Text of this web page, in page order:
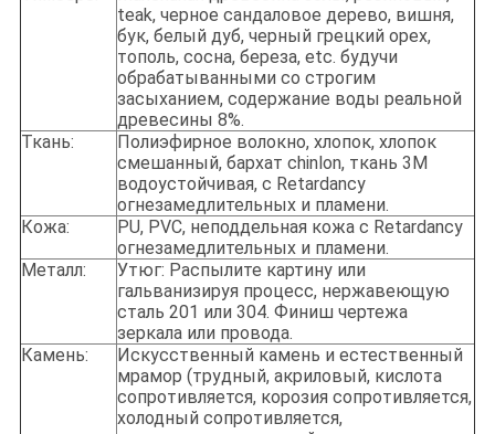
teak, черное сандаловое дерево, вишня,
бук, белый дуб, черный грецкий орех,
тополь, сосна, береза, etc. будучи
обрабатыванными со строгим
засыханием, содержание воды реальной
древесины 8%.
Ткань:
Полиэфирное волокно, хлопок, хлопок
смешанный, бархат chinlon, ткань 3M
водоустойчивая, с Retardancy
огнезамедлительных и пламени.
Кожа:
PU, PVC, неподдельная кожа с Retardancy
огнезамедлительных и пламени.
Металл:
Утюг: Распылите картину или
гальванизируя процесс, нержавеющую
сталь 201 или 304. Финиш чертежа
зеркала или провода.
Камень:
Искусственный камень и естественный
мрамор (трудный, акриловый, кислота
сопротивляется, корозия сопротивляется,
холодный сопротивляется,